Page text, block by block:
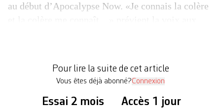
au début d’Apocalypse Now. «Je connais la colère
trompette et batterie […]
Pour lire la suite de cet article
Vous êtes déjà abonné?Connexion
Essai 2 mois Accès 1 jour